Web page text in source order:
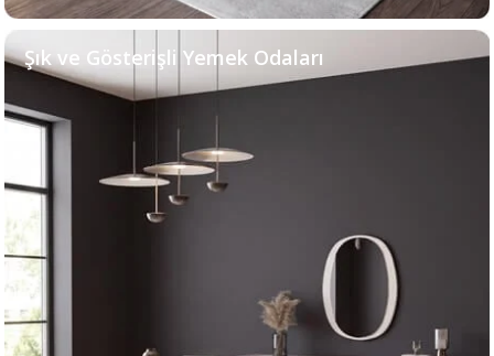
Şık ve Gösterişli Yemek Odaları